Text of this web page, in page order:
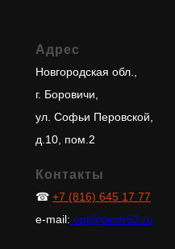
Адрес
Новгородская обл.,
г. Боровичи,
ул. Софьи Перовской,
д.10, пом.2
Контакты
☎ +7 (816) 645 17 77
e-mail: opt@centr53.ru